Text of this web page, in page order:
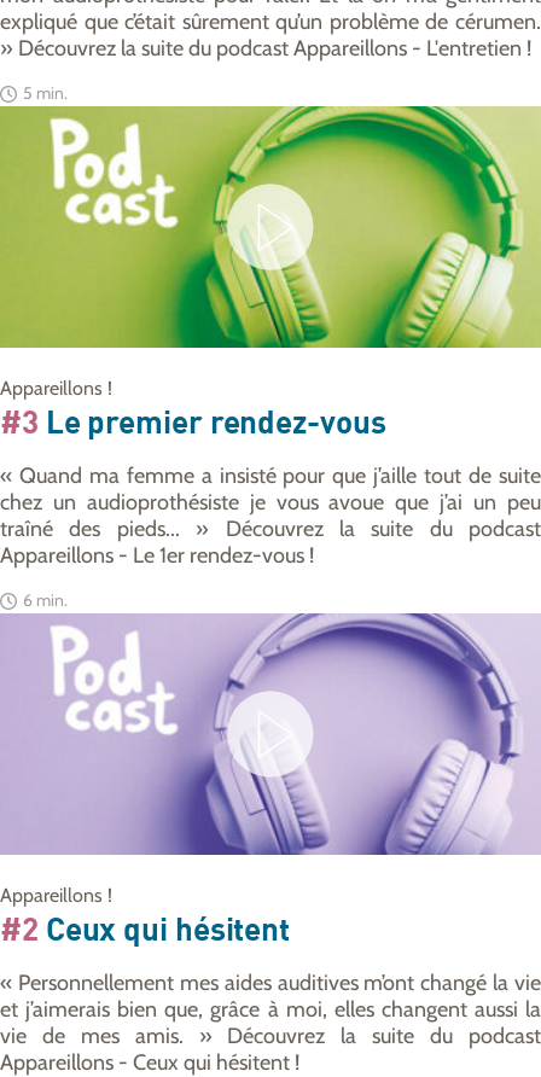
expliqué que c’était sûrement qu’un problème de cérumen.
» Découvrez la suite du podcast Appareillons - L'entretien !
5 min.
Appareillons !
#3 Le premier rendez-vous
« Quand ma femme a insisté pour que j’aille tout de suite
chez un audioprothésiste je vous avoue que j’ai un peu
traîné des pieds... » Découvrez la suite du podcast
Appareillons - Le 1er rendez-vous !
6 min.
Appareillons !
#2 Ceux qui hésitent
« Personnellement mes aides auditives m’ont changé la vie
et j’aimerais bien que, grâce à moi, elles changent aussi la
vie de mes amis. » Découvrez la suite du podcast
Appareillons - Ceux qui hésitent !